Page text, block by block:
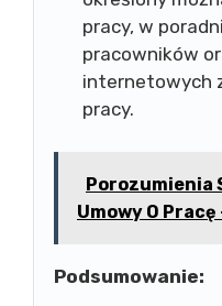
pracy, w
pracowników
internetowych
pracy.
Porozumienia
Umowy O Pracę
Podsumowanie: